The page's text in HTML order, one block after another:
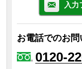
入力
お電話でのお
0120-